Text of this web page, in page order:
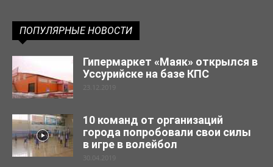
ПОПУЛЯРНЫЕ НОВОСТИ
Гипермаркет «Маяк» открылся в
Уссурийске на базе КПС
23.12.2019
10 команд от организаций
города попробовали свои силы
в игре в волейбол
30.04.2019